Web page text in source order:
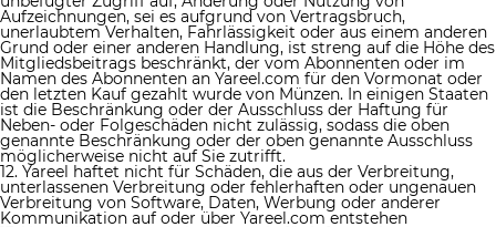
Aufzeichnungen, sei es aufgrund von Vertragsbruch,
unerlaubtem Verhalten, Fahrlässigkeit oder aus einem anderen
Grund oder einer anderen Handlung, ist streng auf die Höhe des
Mitgliedsbeitrags beschränkt, der vom Abonnenten oder im
Namen des Abonnenten an Yareel.com für den Vormonat oder
den letzten Kauf gezahlt wurde von Münzen. In einigen Staaten
ist die Beschränkung oder der Ausschluss der Haftung für
Neben- oder Folgeschäden nicht zulässig, sodass die oben
genannte Beschränkung oder der oben genannte Ausschluss
möglicherweise nicht auf Sie zutrifft.
12. Yareel haftet nicht für Schäden, die aus der Verbreitung,
unterlassenen Verbreitung oder fehlerhaften oder ungenauen
Verbreitung von Software, Daten, Werbung oder anderer
Kommunikation auf oder über Yareel.com entstehen